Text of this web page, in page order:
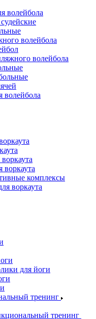
волейбола
волейбола
волейбола
волейбола
воркаута
комплексы
воркаута
для йоги
тренинг
тренинг